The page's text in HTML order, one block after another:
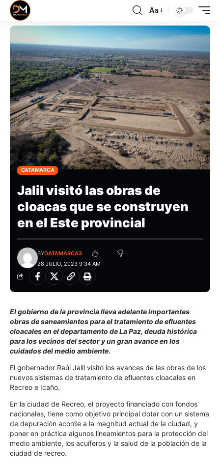
Aa
CATAMARCA
Jalil visitó las obras de
cloacas que se construyen
en el Este provincial
28 JULIO, 2023 9:34 AM
BYDATAMARCA3
El gobierno de la provincia lleva adelante importantes
obras de saneamientos para el tratamiento de efluentes
cloacales en el departamento de La Paz, deuda histórica
para los vecinos del sector y un gran avance en los
cuidados del medio ambiente.
El gobernador Raúl Jalil visitó los avances de las obras de los
nuevos sistemas de tratamiento de efluentes cloacales en
Recreo e Icaño.
En la ciudad de Recreo, el proyecto financiado con fondos
nacionales, tiene como objetivo principal dotar con un sistema
de depuración acorde a la magnitud actual de la ciudad, y
poner en práctica algunos lineamientos para la protección del
medio ambiente, los acuíferos y la salud de la población de la
ciudad de recreo.